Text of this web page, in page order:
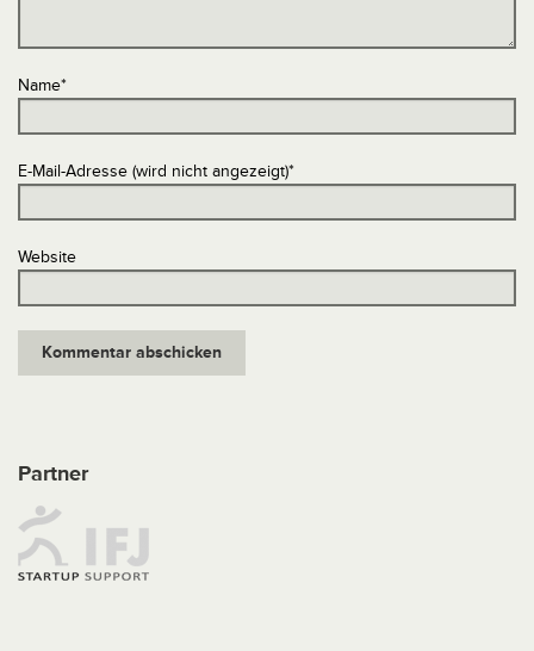
Name*
E-Mail-Adresse (wird nicht angezeigt)*
Website
Partner